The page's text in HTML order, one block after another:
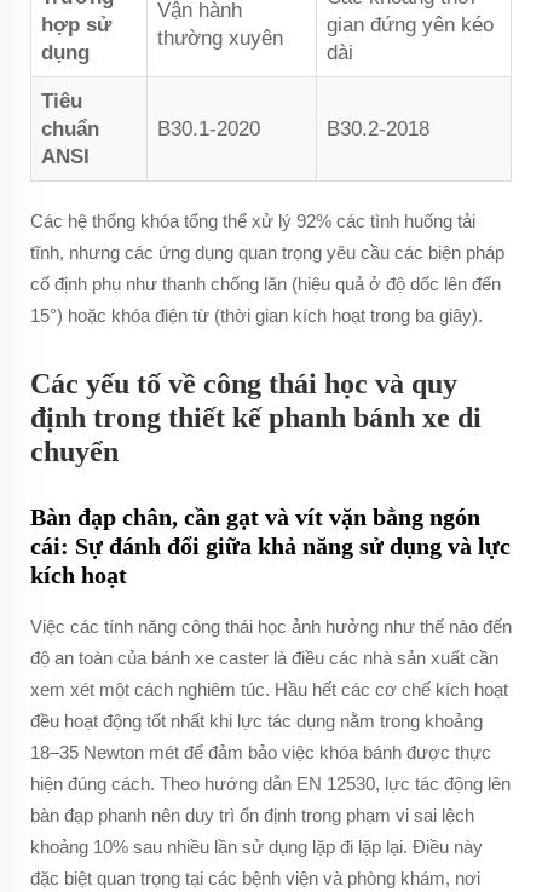
hợp sử
dụng
Vận hành
thường xuyên
gian đứng yên kéo
dài
Tiêu
chuẩn
ANSI
B30.1-2020 B30.2-2018
Các hệ thống khóa tổng thể xử lý 92% các tình huống tải
tĩnh, nhưng các ứng dụng quan trọng yêu cầu các biện pháp
cố định phụ như thanh chống lăn (hiệu quả ở độ dốc lên đến
15°) hoặc khóa điện từ (thời gian kích hoạt trong ba giây).
Các yếu tố về công thái học và quy
định trong thiết kế phanh bánh xe di
chuyển
Bàn đạp chân, cần gạt và vít vặn bằng ngón
cái: Sự đánh đổi giữa khả năng sử dụng và lực
kích hoạt
Việc các tính năng công thái học ảnh hưởng như thế nào đến
độ an toàn của bánh xe caster là điều các nhà sản xuất cần
xem xét một cách nghiêm túc. Hầu hết các cơ chế kích hoạt
đều hoạt động tốt nhất khi lực tác dụng nằm trong khoảng
18–35 Newton mét để đảm bảo việc khóa bánh được thực
hiện đúng cách. Theo hướng dẫn EN 12530, lực tác động lên
bàn đạp phanh nên duy trì ổn định trong phạm vi sai lệch
khoảng 10% sau nhiều lần sử dụng lặp đi lặp lại. Điều này
đặc biệt quan trọng tại các bệnh viện và phòng khám, nơi